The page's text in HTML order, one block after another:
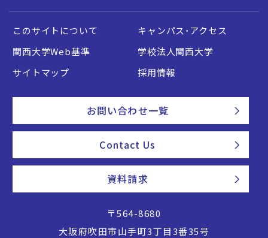
このサイトについて
キャンパス・アクセス
関西大学Web基準
学校法人関西大学
サイトマップ
採用情報
お問い合わせ一覧
Contact Us
資料請求
〒564-8680
大阪府吹田市山手町3丁目3番35号